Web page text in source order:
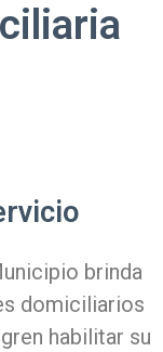
brinda
domiciliarios
habilitar su